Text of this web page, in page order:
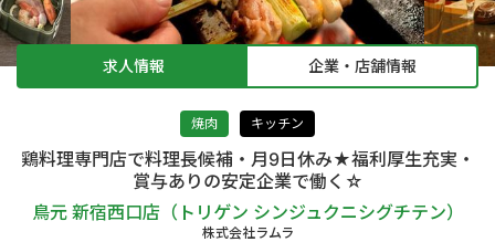
求人情報 企業・店舗情報
焼肉 キッチン
鶏料理専門店で料理長候補・月9日休み★福利厚生充実・
賞与ありの安定企業で働く☆
鳥元 新宿西口店（トリゲン シンジュクニシグチテン）
株式会社ラムラ